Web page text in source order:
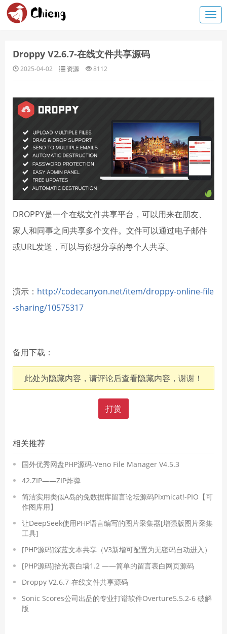
Droppy V2.6.7-在线文件共享源码
2025-04-02 资源 8112
DROPPY是一个在线文件共享平台，可以用来在朋友、
家人和同事之间共享多个文件。文件可以通过电子邮件
或URL发送，可以与你想分享的每个人共享。
演示： http://codecanyon.net/item/droppy-online-file
-sharing/10575317
备用下载：
此处为隐藏内容，请评论后查看隐藏内容，谢谢！
打赏
相关推荐
国外优秀网盘PHP源码-Veno File Manager V4.5.3
42.ZIP——ZIP炸弹
简洁实用类似A岛的免数据库留言论坛源码Pixmicat!-PIO【可
作图库用】
让DeepSeek使用PHP语言编写的图片采集器[增强版图片采集
工具]
[PHP源码]深蓝文本共享（V3新增可配置为无密码自动进入）
[PHP源码]拾光表白墙1.2 ——简单的留言表白网页源码
Droppy V2.6.7-在线文件共享源码
Sonic Scores公司出品的专业打谱软件​Overture5.5.2-6 破解
版